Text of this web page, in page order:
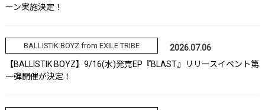
ーン実施決定！
BALLISTIK BOYZ from EXILE TRIBE
2026.07.06
【BALLISTIK BOYZ】9/16(水)発売EP『BLAST』リリースイベント第
一弾開催が決定！